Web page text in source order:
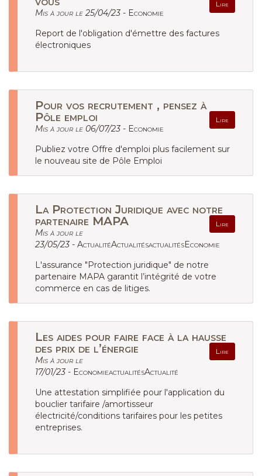
Lire
Mis à jour le 25/04/23 - Economie
Report de l'obligation d'émettre des factures
électroniques
Pour vos recrutement , pensez à
Pôle emploi
Lire
Mis à jour le 06/07/23 - Economie
Publiez votre Offre d'emploi plus facilement sur
le nouveau site de Pôle Emploi
La Protection Juridique avec notre
partenaire MAPA
Lire
Mis à jour le
23/05/23 - ActualitéActualitésactualitésEconomie
L'assurance "Protection juridique" de notre
partenaire MAPA garantit l’intégrité de votre
commerce en cas de litiges.
Les aides pour faire face à la hausse
des prix de l’énergie
Lire
Mis à jour le
17/01/23 - EconomieactualitésActualité
Une attestation simplifiée pour l'application du
bouclier tarifaire /amortisseur
électricité/conditions tarifaires pour les petites
entreprises.